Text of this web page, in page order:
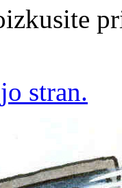
stran.